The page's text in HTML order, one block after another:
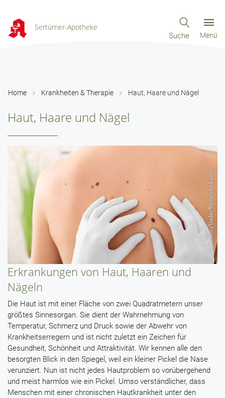
Sertürner-Apotheke
Suche Menü
Home Krankheiten & Therapie Haut, Haare und Nägel
Haut, Haare und Nägel
Erkrankungen von Haut, Haaren und
Nägeln
Die Haut ist mit einer Fläche von zwei Quadratmetern unser
größtes Sinnesorgan. Sie dient der Wahrnehmung von
Temperatur, Schmerz und Druck sowie der Abwehr von
Krankheitserregern und ist nicht zuletzt ein Zeichen für
Gesundheit, Schönheit und Attraktivität. Wir kennen alle den
besorgten Blick in den Spiegel, weil ein kleiner Pickel die Nase
verunziert. Nun ist nicht jedes Hautproblem so vorübergehend
und meist harmlos wie ein Pickel. Umso verständlicher, dass
Menschen mit einer chronischen Hautkrankheit unter den